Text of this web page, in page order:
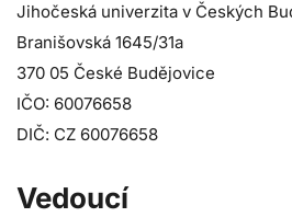
Jihočeská univerzita v Českých
Branišovská 1645/31a
370 05 České Budějovice
IČO: 60076658
DIČ: CZ 60076658
Vedoucí